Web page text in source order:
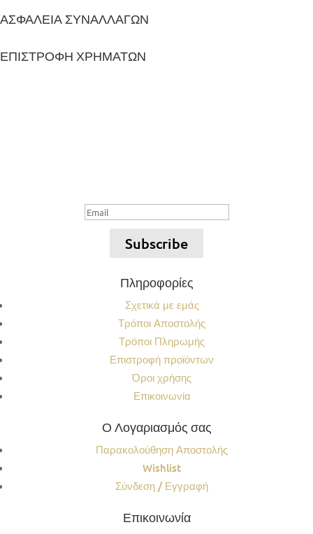
ΑΣΦΑΛΕΙΑ ΣΥΝΑΛΛΑΓΩΝ
ΕΠΙΣΤΡΟΦΗ ΧΡΗΜΑΤΩΝ
Subscribe
Πληροφορίες
Σχετικά με εμάς
Τρόποι Αποστολής
Τρόποι Πληρωμής
Επιστροφή προϊόντων
Όροι χρήσης
Επικοινωνία
Ο Λογαριασμός σας
Παρακολούθηση Αποστολής
Wishlist
Σύνδεση / Εγγραφή
Επικοινωνία